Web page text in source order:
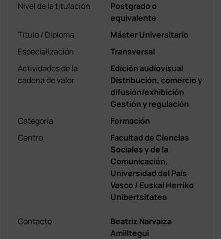
Nivel de la titulación
Postgrado o
equivalente
Título / Diploma
Máster Universitario
Especialización
Transversal
Actividades de la
cadena de valor
Edición audiovisual
Distribución, comercio y
difusión/exhibición
Gestión y regulación
Categoría
Formación
Centro
Facultad de Ciencias
Sociales y de la
Comunicación,
Universidad del País
Vasco / Euskal Herriko
Unibertsitatea
Contacto
Beatriz Narvaiza
Amilltegui